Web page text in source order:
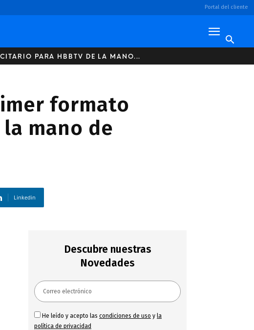
Portal del cliente
PARA HBBTV DE LA MANO...
formato
mano de
Linkedin
Descubre nuestras
Novedades
He leído y acepto las condiciones de uso y la
política de privacidad